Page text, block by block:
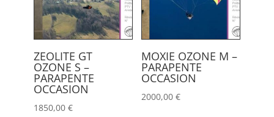
ZEOLITE GT
OZONE S –
PARAPENTE
OCCASION
1850,00 €
MOXIE OZONE M –
PARAPENTE
OCCASION
2000,00 €